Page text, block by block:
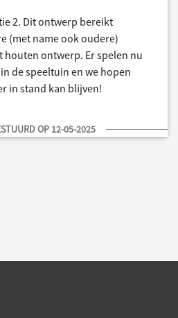
2. Dit ontwerp bereikt
(met name ook oudere)
ontwerp. Er spelen nu
de speeltuin en we hopen
in stand kan blijven!
OP 12-05-2025